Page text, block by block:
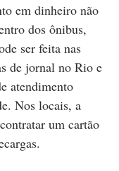
em dinheiro não
dos ônibus,
ser feita nas
de jornal no Rio e
atendimento
Nos locais, a
um cartão